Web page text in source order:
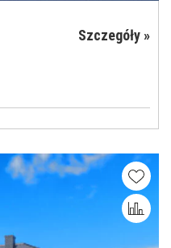
Szczegóły »